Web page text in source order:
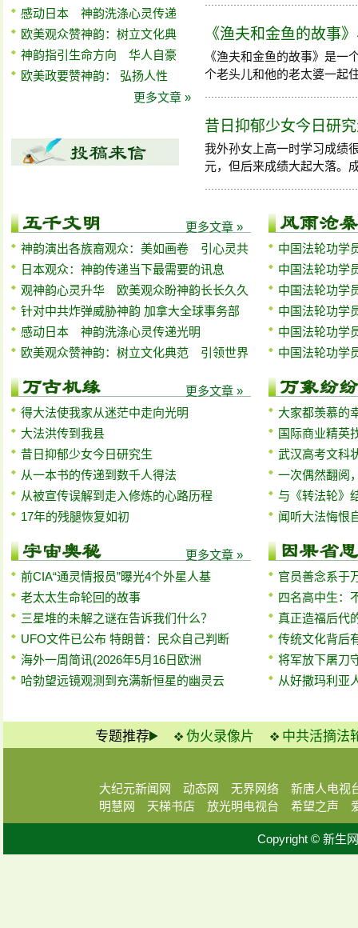
感动日本 神韵洗涤心灵传递
欧美观众赞神韵：树立文化典
神韵指引生命方向 华人自豪
欧美政要赞神韵： 弘扬人性
更多文章 »
《渔夫和金鱼的故事
《渔夫和金鱼的故事》是一
个老头儿和他的老太婆一起
昔日抑郁少女今日研
我外孙女上高一时学习成绩
元，但后来成绩大起大落。
更多文章 »
神韵演出各族裔观众：美如画卷 引心灵共
日本观众：神韵传递当下最需要的讯息
观神韵心灵升华 欧美观众盼神韵长长久久
针对中共炸弹威胁神韵 加拿大全球事务部
感动日本 神韵洗涤心灵传递光明
欧美观众赞神韵：树立文化典范 引领世界
更多文章 »
得大法使我家从迷茫中走向光明
大法洪传到我县
昔日抑郁少女今日研究生
从一本书的传递到数千人得法
从被宣传误解到走入修炼的心路历程
17年的残腿恢复如初
更多文章 »
前CIA“通灵情报员”曝光4个外星人基
老太太生命轮回的故事
三星堆的未解之谜在告诉我们什么？
UFO文件已公布 特朗普：民众自己判断
海外一周简讯(2026年5月16日欧洲
哈勃望远镜观测到充满新恒星的幽灵云
中国法轮功学
中国法轮功学
中国法轮功学
中国法轮功学
中国法轮功学
中国法轮功学
大家都羡慕的
国际商业精英
武汉高考文科
一次偶然翻阅
与《转法轮》
闻听大法悔恨
官员善念系于
四名高中生：
真正造福后
传统文化背后
将军放下屠刀
从好撒玛利亚
专题推荐 伪火录像片 中共活摘法
大纪元新闻网 动态网 无界网络
新唐人电视
明慧网
天梯书店 放光明电视台 希望之声
Copyright © 新生